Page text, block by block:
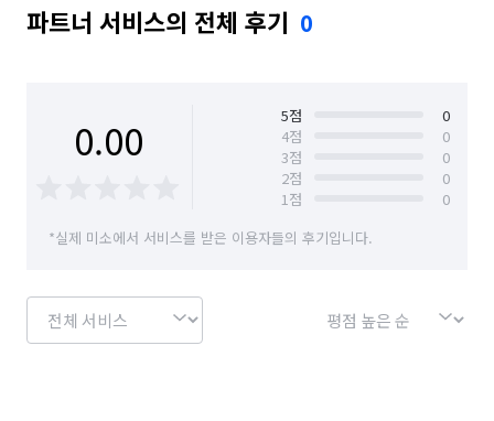
파트너 서비스의 전체 후기 0
0.00 5점
0
4점
0
3점
0
2점
0
1점
0
*실제 미소에서 서비스를 받은 이용자들의 후기입니다.